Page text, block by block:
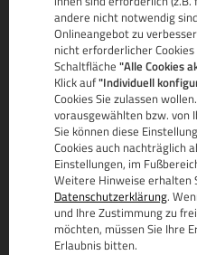
andere nicht notwendig
Onlineangebot zu
nicht erforderlicher
Schaltfläche "Alle Cookies
Klick auf"Individuell
Cookies Sie zulassen
vorausgewählten bzw. von
Sie können diese
Cookies auch nachträglich
Einstellungen, im
Weitere Hinweise erhalten
Datenschutzerklärung.
und Ihre Zustimmung zu
möchten, müssen Sie Ihre
Erlaubnis bitten.